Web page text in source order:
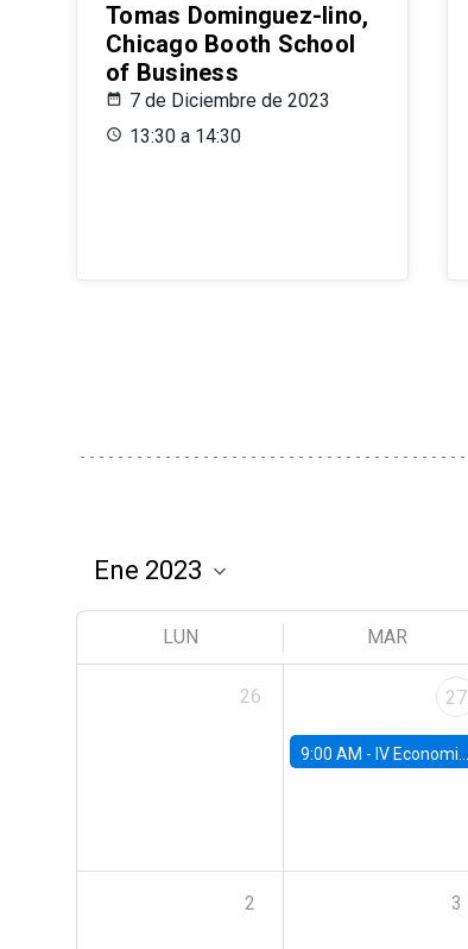
Tomas Dominguez-Iino,
Chicago Booth School
of Business
7 de Diciembre de 2023
13:30 a 14:30
LUN MAR
26 27
9:00 AM - IV Economics Alumni Workshop
2 3